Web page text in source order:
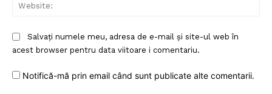
Proiecte editoriale
Rețea
Contact
Salvați numele meu, adresa de e-mail și site-ul web în
acest browser pentru data viitoare i comentariu.
Notifică-mă prin email când sunt publicate alte comentarii.